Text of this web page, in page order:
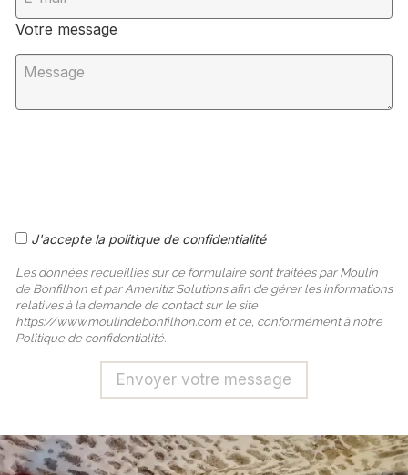
Votre message
J'accepte la politique de confidentialité
Les données recueillies sur ce formulaire sont traitées par Moulin
de Bonfilhon et par Amenitiz Solutions afin de gérer les informations
relatives à la demande de contact sur le site
https://www.moulindebonfilhon.com et ce, conformément à notre
Politique de confidentialité.